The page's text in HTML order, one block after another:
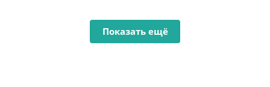
Показать ещё